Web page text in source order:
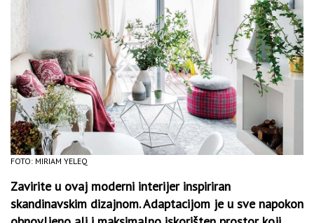
FOTO: MIRIAM YELEQ
Zavirite u ovaj moderni interijer inspiriran
skandinavskim dizajnom. Adaptacijom je u sve napokon